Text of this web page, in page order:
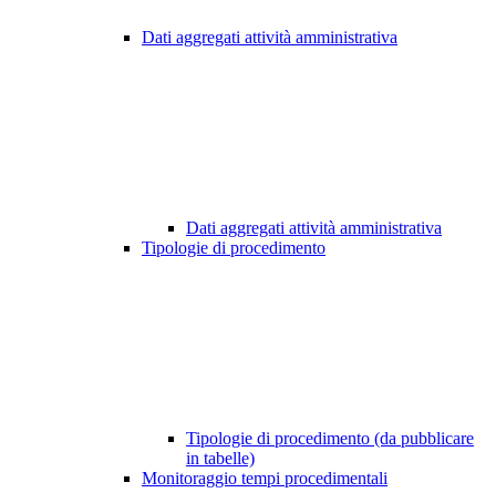
Dati aggregati attività amministrativa
Dati aggregati attività amministrativa
Tipologie di procedimento
Tipologie di procedimento (da pubblicare
in tabelle)
Monitoraggio tempi procedimentali